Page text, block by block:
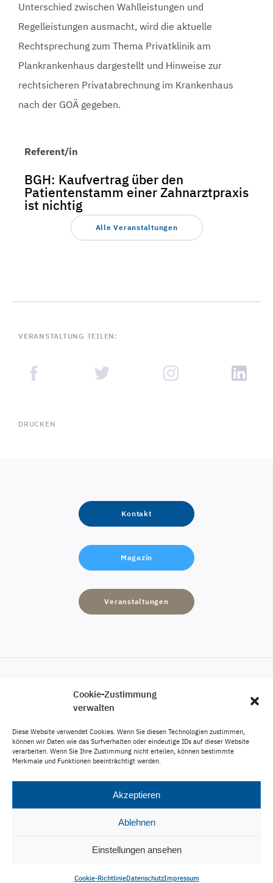
Cookie-Zustimmung
verwalten
Diese Website verwendet Cookies. Wenn Sie diesen Technologien zustimmen,
können wir Daten wie das Surfverhalten oder eindeutige IDs auf dieser Website
verarbeiten. Wenn Sie Ihre Zustimmung nicht erteilen, können bestimmte
Merkmale und Funktionen beeinträchtigt werden.
Akzeptieren
Ablehnen
Einstellungen ansehen
Cookie-RichtlinieDatenschutzImpressum
Unterschied zwischen Wahlleistungen und
Regelleistungen ausmacht, wird die aktuelle
Rechtsprechung zum Thema Privatklinik am
Plankrankenhaus dargestellt und Hinweise zur
rechtsicheren Privatabrechnung im Krankenhaus
nach der GOÄ gegeben.
Referent/in
BGH: Kaufvertrag über den
Patientenstamm einer Zahnarztpraxis
ist nichtig
Alle Veranstaltungen
VERANSTALTUNG TEILEN:
DRUCKEN
Kontakt
Magazin
Veranstaltungen
Engagement
Veröffentlichungen
Impressum
Datenschutz
info@boemke-partner.de